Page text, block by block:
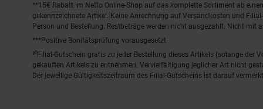
**15€ Rabatt im Netto Online-Shop auf das komplette Sortiment ab
gekennzeichnete Artikel. Keine Anrechnung auf Versandkosten und
Person und Bestellung. Restbeträge werden nicht ausgezahlt. Nicht mit
***Positive Bonitätsprüfung vorausgesetzt
²⁰Filial-Gutschein gratis zu jeder Bestellung dieses Artikels (solange
gekauften Artikels zu entnehmen. Vervielfältigung jeglicher Art nicht
Der jeweilige Gültigkeitszeitraum des Filial-Gutscheins ist darauf vermerkt.